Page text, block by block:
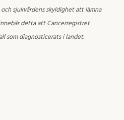
sjukvårdens skyldighet att lämna
detta att Cancerregistret
som diagnosticerats i landet.